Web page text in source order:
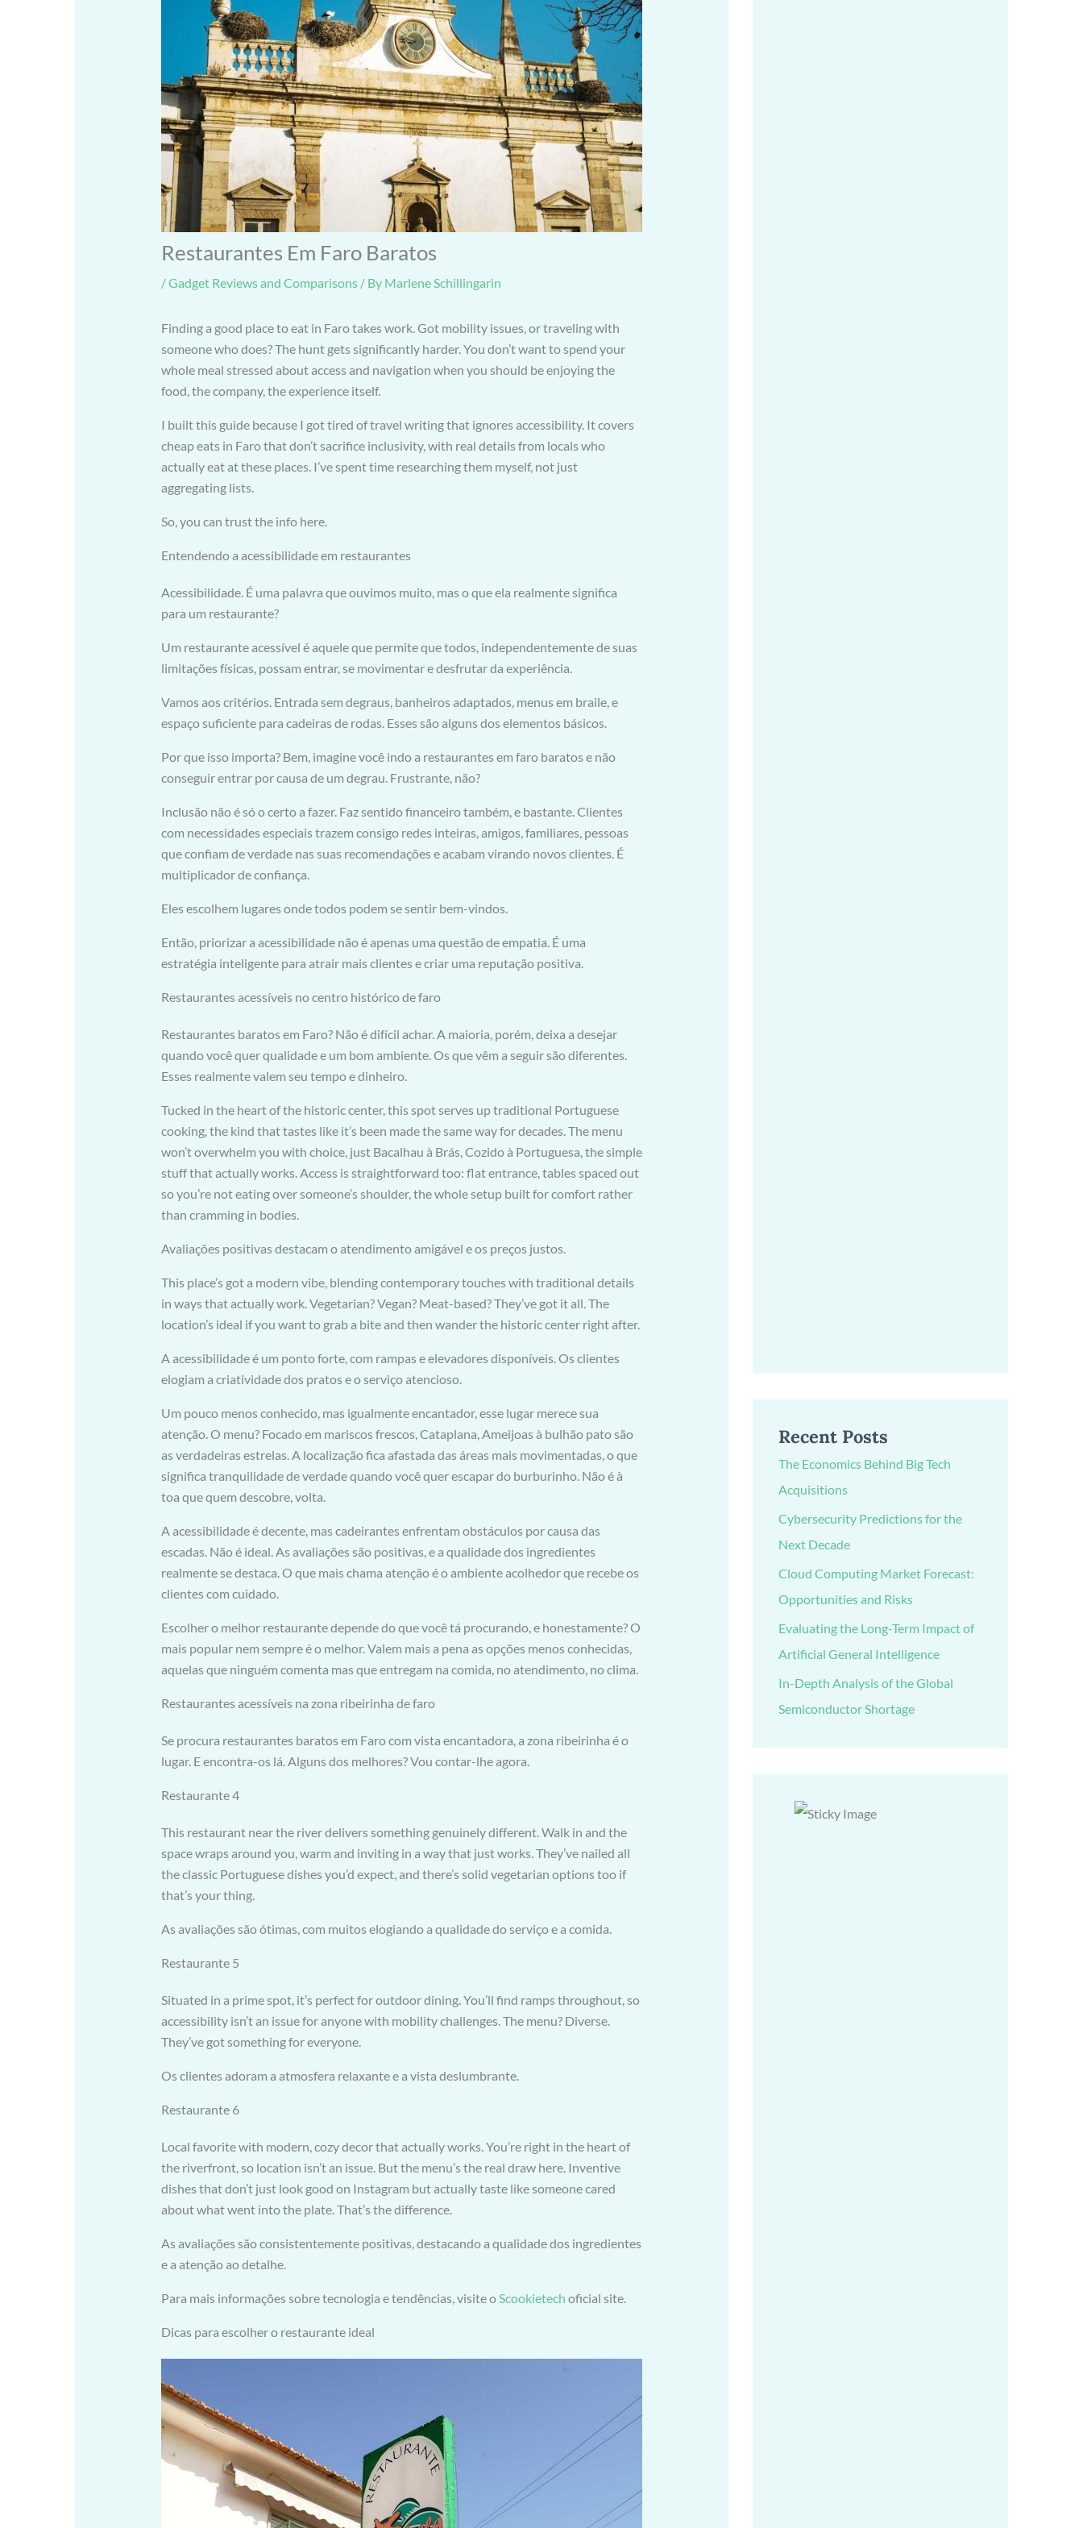
Restaurantes Em Faro Baratos
/Gadget Reviews and Comparisons/ By Marlene Schillingarin
Finding a good place to eat in Faro takes work. Got mobility issues, or traveling with
someone who does? The hunt gets significantly harder. You don’t want to spend your
whole meal stressed about access and navigation when you should be enjoying the
food, the company, the experience itself.
I built this guide because I got tired of travel writing that ignores accessibility. It covers
cheap eats in Faro that don’t sacrifice inclusivity, with real details from locals who
actually eat at these places. I’ve spent time researching them myself, not just
aggregating lists.
So, you can trust the info here.
Entendendo a acessibilidade em restaurantes
Acessibilidade. É uma palavra que ouvimos muito, mas o que ela realmente significa
para um restaurante?
Um restaurante acessível é aquele que permite que todos, independentemente de suas
limitações físicas, possam entrar, se movimentar e desfrutar da experiência.
Vamos aos critérios. Entrada sem degraus, banheiros adaptados, menus em braile, e
espaço suficiente para cadeiras de rodas. Esses são alguns dos elementos básicos.
Por que isso importa? Bem, imagine você indo a restaurantes em faro baratos e não
conseguir entrar por causa de um degrau. Frustrante, não?
Inclusão não é só o certo a fazer. Faz sentido financeiro também, e bastante. Clientes
com necessidades especiais trazem consigo redes inteiras, amigos, familiares, pessoas
que confiam de verdade nas suas recomendações e acabam virando novos clientes. É
multiplicador de confiança.
Eles escolhem lugares onde todos podem se sentir bem-vindos.
Então, priorizar a acessibilidade não é apenas uma questão de empatia. É uma
estratégia inteligente para atrair mais clientes e criar uma reputação positiva.
Restaurantes acessíveis no centro histórico de faro
Restaurantes baratos em Faro? Não é difícil achar. A maioria, porém, deixa a desejar
quando você quer qualidade e um bom ambiente. Os que vêm a seguir são diferentes.
Esses realmente valem seu tempo e dinheiro.
Tucked in the heart of the historic center, this spot serves up traditional Portuguese
cooking, the kind that tastes like it’s been made the same way for decades. The menu
won’t overwhelm you with choice, just Bacalhau à Brás, Cozido à Portuguesa, the simple
stuff that actually works. Access is straightforward too: flat entrance, tables spaced out
so you’re not eating over someone’s shoulder, the whole setup built for comfort rather
than cramming in bodies.
Avaliações positivas destacam o atendimento amigável e os preços justos.
This place’s got a modern vibe, blending contemporary touches with traditional details
in ways that actually work. Vegetarian? Vegan? Meat-based? They’ve got it all. The
location’s ideal if you want to grab a bite and then wander the historic center right after.
A acessibilidade é um ponto forte, com rampas e elevadores disponíveis. Os clientes
elogiam a criatividade dos pratos e o serviço atencioso.
Um pouco menos conhecido, mas igualmente encantador, esse lugar merece sua
atenção. O menu? Focado em mariscos frescos, Cataplana, Ameijoas à bulhão pato são
as verdadeiras estrelas. A localização fica afastada das áreas mais movimentadas, o que
significa tranquilidade de verdade quando você quer escapar do burburinho. Não é à
toa que quem descobre, volta.
A acessibilidade é decente, mas cadeirantes enfrentam obstáculos por causa das
escadas. Não é ideal. As avaliações são positivas, e a qualidade dos ingredientes
realmente se destaca. O que mais chama atenção é o ambiente acolhedor que recebe os
clientes com cuidado.
Escolher o melhor restaurante depende do que você tá procurando, e honestamente? O
mais popular nem sempre é o melhor. Valem mais a pena as opções menos conhecidas,
aquelas que ninguém comenta mas que entregam na comida, no atendimento, no clima.
Restaurantes acessíveis na zona ribeirinha de faro
Se procura restaurantes baratos em Faro com vista encantadora, a zona ribeirinha é o
lugar. E encontra-os lá. Alguns dos melhores? Vou contar-lhe agora.
Restaurante 4
This restaurant near the river delivers something genuinely different. Walk in and the
space wraps around you, warm and inviting in a way that just works. They’ve nailed all
the classic Portuguese dishes you’d expect, and there’s solid vegetarian options too if
that’s your thing.
As avaliações são ótimas, com muitos elogiando a qualidade do serviço e a comida.
Restaurante 5
Situated in a prime spot, it’s perfect for outdoor dining. You’ll find ramps throughout, so
accessibility isn’t an issue for anyone with mobility challenges. The menu? Diverse.
They’ve got something for everyone.
Os clientes adoram a atmosfera relaxante e a vista deslumbrante.
Restaurante 6
Local favorite with modern, cozy decor that actually works. You’re right in the heart of
the riverfront, so location isn’t an issue. But the menu’s the real draw here. Inventive
dishes that don’t just look good on Instagram but actually taste like someone cared
about what went into the plate. That’s the difference.
As avaliações são consistentemente positivas, destacando a qualidade dos ingredientes
e a atenção ao detalhe.
Para mais informações sobre tecnologia e tendências, visite o Scookietech oficial site.
Dicas para escolher o restaurante ideal
Recent Posts
The Economics Behind Big Tech
Acquisitions
Cybersecurity Predictions for the
Next Decade
Cloud Computing Market Forecast:
Opportunities and Risks
Evaluating the Long-Term Impact of
Artificial General Intelligence
In-Depth Analysis of the Global
Semiconductor Shortage